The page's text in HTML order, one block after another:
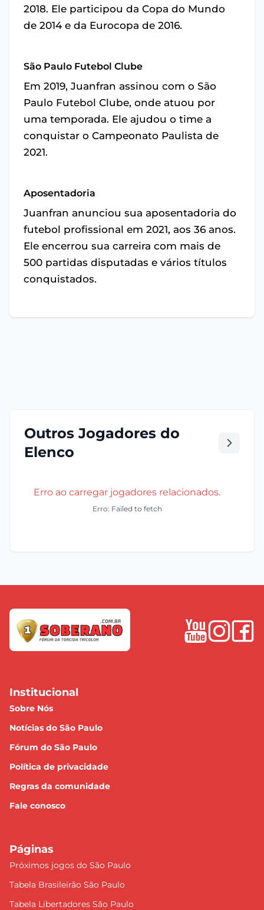
2018. Ele participou da Copa do Mundo
de 2014 e da Eurocopa de 2016.
São Paulo Futebol Clube
Em 2019, Juanfran assinou com o São
Paulo Futebol Clube, onde atuou por
uma temporada. Ele ajudou o time a
conquistar o Campeonato Paulista de
2021.
Aposentadoria
Juanfran anunciou sua aposentadoria do
futebol profissional em 2021, aos 36 anos.
Ele encerrou sua carreira com mais de
500 partidas disputadas e vários títulos
conquistados.
Outros Jogadores do
Elenco
Erro ao carregar jogadores relacionados.
Erro: Failed to fetch
Institucional
Sobre Nós
Notícias do São Paulo
Fórum do São Paulo
Política de privacidade
Regras da comunidade
Fale conosco
Páginas
Próximos jogos do São Paulo
Tabela Brasileirão São Paulo
Tabela Libertadores São Paulo